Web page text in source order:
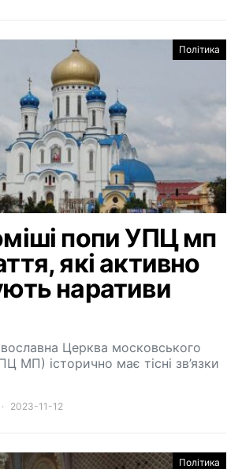
Політика
попи УПЦ мп
які активно
наративи
Церква московського
МП) історично має тісні зв’язки
2023-11-12
Політика